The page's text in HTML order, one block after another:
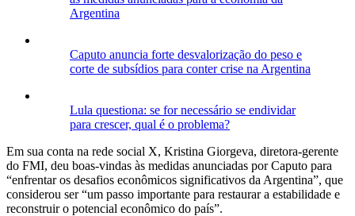
Argentina
Caputo anuncia forte desvalorização do peso e
corte de subsídios para conter crise na Argentina
Lula questiona: se for necessário se endividar
para crescer, qual é o problema?
Em sua conta na rede social X, Kristina Giorgeva, diretora-gerente
do FMI, deu boas-vindas às medidas anunciadas por Caputo para
“enfrentar os desafios econômicos significativos da Argentina”, que
considerou ser “um passo importante para restaurar a estabilidade e
reconstruir o potencial econômico do país”.